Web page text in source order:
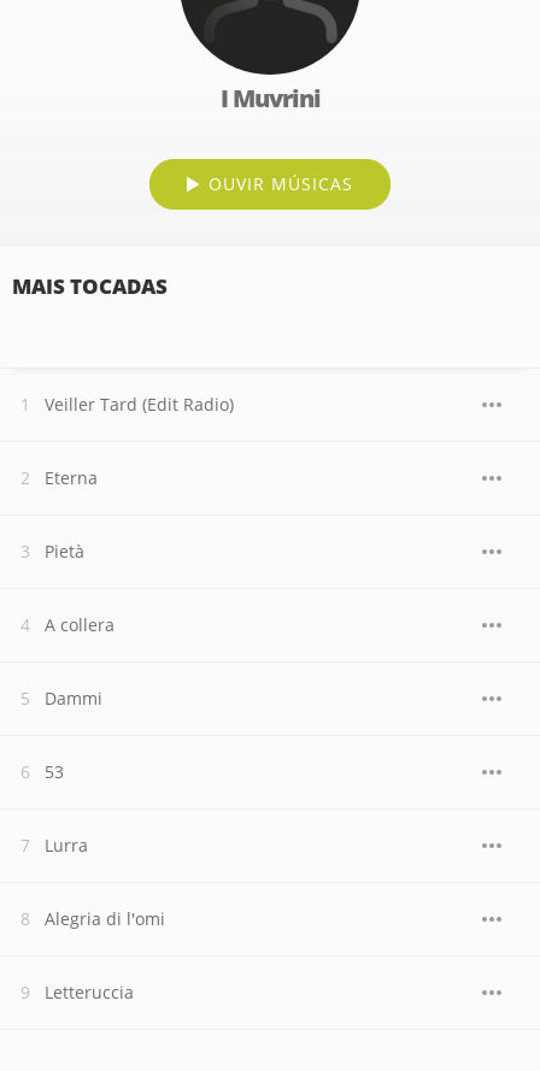
I Muvrini
OUVIR MÚSICAS
MAIS TOCADAS
Veiller Tard (Edit Radio)
Eterna
Pietà
A collera
Dammi
53
Lurra
Alegria di l'omi
Letteruccia